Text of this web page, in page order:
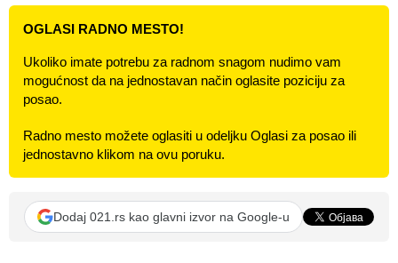
OGLASI RADNO MESTO!
Ukoliko imate potrebu za radnom snagom nudimo vam
mogućnost da na jednostavan način oglasite poziciju za
posao.
Radno mesto možete oglasiti u odeljku Oglasi za posao ili
jednostavno klikom na ovu poruku.
Dodaj 021.rs kao glavni izvor na Google-u